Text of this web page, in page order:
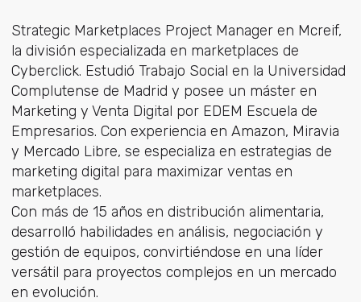
Strategic Marketplaces Project Manager en Mcreif,
la división especializada en marketplaces de
Cyberclick. Estudió Trabajo Social en la Universidad
Complutense de Madrid y posee un máster en
Marketing y Venta Digital por EDEM Escuela de
Empresarios. Con experiencia en Amazon, Miravia
y Mercado Libre, se especializa en estrategias de
marketing digital para maximizar ventas en
marketplaces.
Con más de 15 años en distribución alimentaria,
desarrolló habilidades en análisis, negociación y
gestión de equipos, convirtiéndose en una líder
versátil para proyectos complejos en un mercado
en evolución.